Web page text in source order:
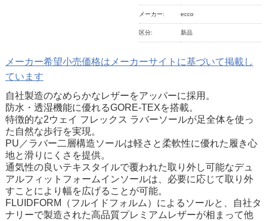
メーカー: ecco
区分: 新品
メーカー希望小売価格はメーカーサイトに基づいて掲載し
ています
自社製造のなめらかなレザーをアッパーに採用。
防水・透湿機能に優れるGORE-TEXを搭載。
特徴的な2ウェイ フレックス ラバーソールが足全体を使っ
た自然な歩行を実現。
PU／ラバー二層構造ソールは軽さと柔軟性に優れた履き心
地と滑りにくさを提供。
通気性の良いテキスタイルで覆われた取り外し可能なデュ
アルフィットフォームインソールは、必要に応じて取り外
すことにより幅を広げることが可能。
FLUIDFORM（フルイドフォルム）によるソールと、自社タ
ナリーで製造された高品質プレミアムレザーが相まって他